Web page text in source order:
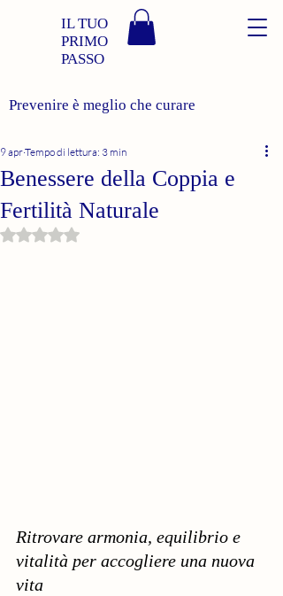
IL TUO
PRIMO
PASSO
Prevenire è meglio che curare
Benessere della Coppia e
Fertilità Naturale
9 aprTempo di lettura: 3 min
Valutazione NaN stelle su 5.
Ritrovare armonia, equilibrio e
vitalità per accogliere una nuova
vita